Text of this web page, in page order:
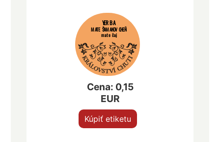
YERBA
MATE ŠAMANOV OHEŇ
mate čaj
Cena: 0,15
EUR
Kúpiť etiketu